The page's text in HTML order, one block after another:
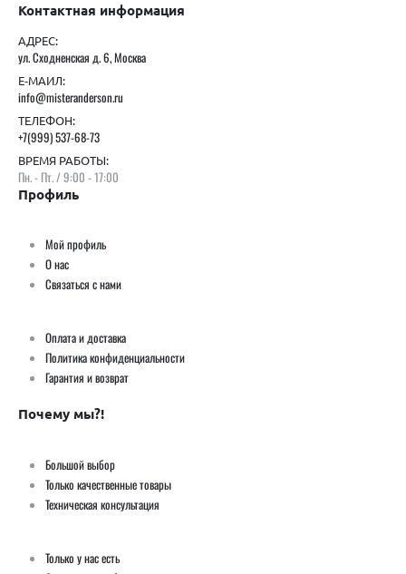
Контактная информация
АДРЕС:
ул. Сходненская д. 6, Москва
Е-МАИЛ:
info@misteranderson.ru
ТЕЛЕФОН:
+7(999) 537-68-73
ВРЕМЯ РАБОТЫ:
Пн. - Пт. / 9:00 - 17:00
Профиль
Мой профиль
О нас
Связаться с нами
Оплата и доставка
Политика конфиденциальности
Гарантия и возврат
Почему мы?!
Большой выбор
Только качественные товары
Техническая консультация
Только у нас есть